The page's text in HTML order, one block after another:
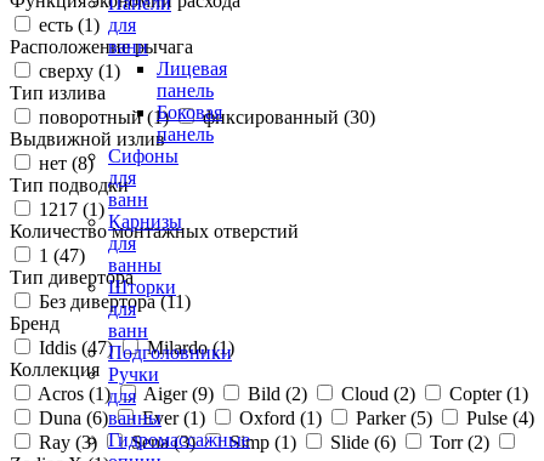
для
ванн
Лицевая
панель
Боковая
панель
Сифоны
для
ванн
Карнизы
для
ванны
Шторки
для
ванн
Подголовники
Ручки
для
ванны
Гидромассажные
есть (1)
Расположение рычага
сверху (1)
Тип излива
поворотный (1) фиксированный (30)
Выдвижной излив
нет (8)
Тип подводки
1217 (1)
Количество монтажных отверстий
1 (47)
Тип дивертора
Без дивертора (11)
Бренд
Iddis (47) Milardo (1)
Коллекция
Acros (1) Aiger (9) Bild (2) Cloud (2) Copter (1)
Duna (6) Ever (1) Oxford (1) Parker (5) Pulse (4)
Ray (3) Sena (3) Simp (1) Slide (6) Torr (2)